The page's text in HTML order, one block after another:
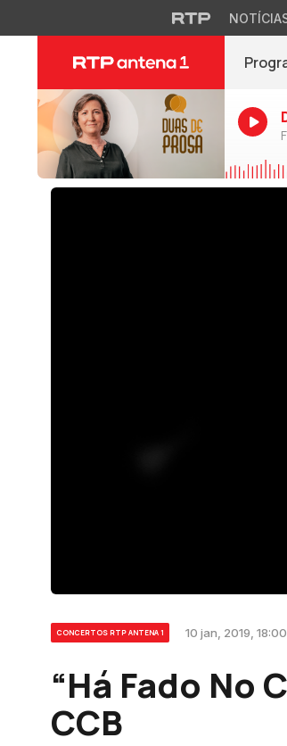
CONCERTOS RTP ANTENA 1 10 jan, 2019, 18:00
“Há Fado No
CCB